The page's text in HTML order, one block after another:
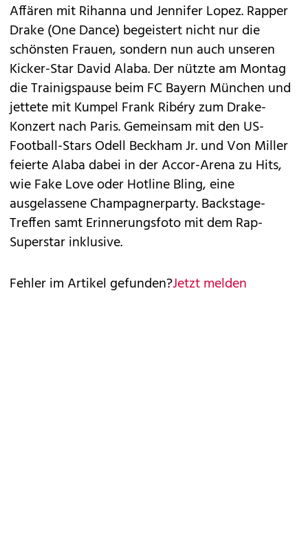
Affären mit Rihanna und Jennifer Lopez. Rapper
Drake (One Dance) begeistert nicht nur die
schönsten Frauen, sondern nun auch unseren
Kicker-Star David Alaba. Der nützte am Montag
die Trainigspause beim FC Bayern München und
jettete mit Kumpel Frank Ribéry zum Drake-
Konzert nach Paris. Gemeinsam mit den US-
Football-Stars Odell Beckham Jr. und Von Miller
feierte ­Alaba dabei in der Accor-Arena zu Hits,
wie Fake Love oder Hotline Bling, eine
ausgelassene Champagnerparty. Backstage-
Treffen samt Erinnerungsfoto mit dem Rap-
Superstar inklusive.
Fehler im Artikel gefunden?Jetzt melden